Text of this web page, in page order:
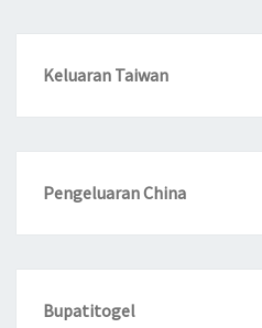
Keluaran Taiwan
Pengeluaran China
Bupatitogel